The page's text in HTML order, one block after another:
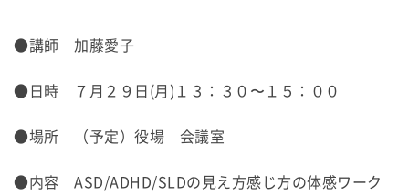
●講師 加藤愛子
●日時 ７月２９日(月)１３：３０〜１５：００
●場所 （予定）役場 会議室
●内容 ASD/ADHD/SLDの見え方感じ方の体感ワーク